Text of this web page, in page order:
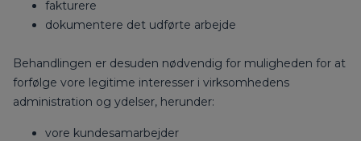
fakturere
dokumentere det udførte arbejde
Behandlingen er desuden nødvendig for muligheden for at
forfølge vore legitime interesser i virksomhedens
administration og ydelser, herunder:
vore kundesamarbejder